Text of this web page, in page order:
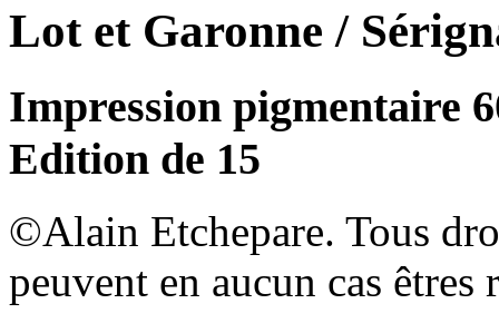
Lot et Garonne /
Impression pigmentaire
Edition de 15
©Alain Etchepare. Tous
peuvent en aucun cas